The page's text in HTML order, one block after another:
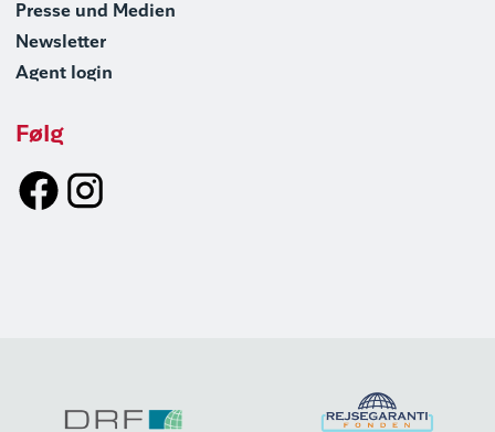
Presse und Medien
Newsletter
Agent login
Følg